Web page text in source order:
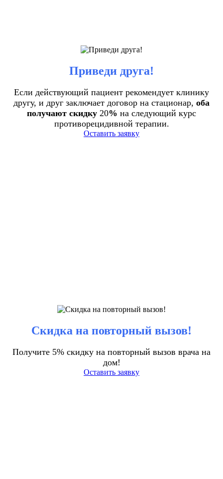
Приведи друга!
Если действующий пациент рекомендует клинику
другу, и друг заключает договор на стационар, оба
получают скидку 20% на следующий курс
противорецидивной терапии.
Оставить заявку
Скидка на повторный вызов!
Получите 5% скидку на повторный вызов врача на
дом!
Оставить заявку